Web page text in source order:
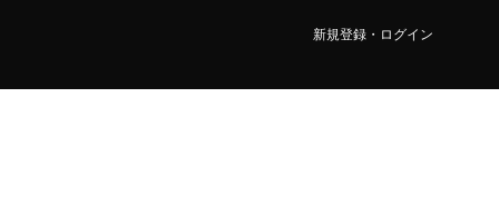
新規登録・ログイン